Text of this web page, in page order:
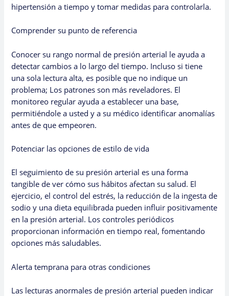
hipertensión a tiempo y tomar medidas para controlarla.
Comprender su punto de referencia
Conocer su rango normal de presión arterial le ayuda a
detectar cambios a lo largo del tiempo. Incluso si tiene
una sola lectura alta, es posible que no indique un
problema; Los patrones son más reveladores. El
monitoreo regular ayuda a establecer una base,
permitiéndole a usted y a su médico identificar anomalías
antes de que empeoren.
Potenciar las opciones de estilo de vida
El seguimiento de su presión arterial es una forma
tangible de ver cómo sus hábitos afectan su salud. El
ejercicio, el control del estrés, la reducción de la ingesta de
sodio y una dieta equilibrada pueden influir positivamente
en la presión arterial. Los controles periódicos
proporcionan información en tiempo real, fomentando
opciones más saludables.
Alerta temprana para otras condiciones
Las lecturas anormales de presión arterial pueden indicar